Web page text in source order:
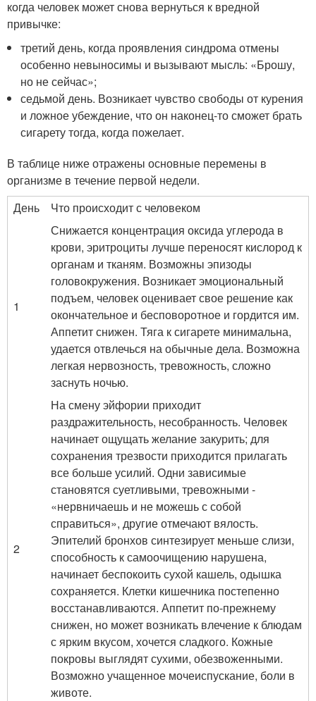
когда человек может снова вернуться к вредной
привычке:
третий день, когда проявления синдрома отмены
особенно невыносимы и вызывают мысль: «Брошу,
но не сейчас»;
седьмой день. Возникает чувство свободы от курения
и ложное убеждение, что он наконец-то сможет брать
сигарету тогда, когда пожелает.
В таблице ниже отражены основные перемены в
организме в течение первой недели.
День
Что происходит с человеком
1
Снижается концентрация оксида углерода в
крови, эритроциты лучше переносят кислород к
органам и тканям. Возможны эпизоды
головокружения. Возникает эмоциональный
подъем, человек оценивает свое решение как
окончательное и бесповоротное и гордится им.
Аппетит снижен. Тяга к сигарете минимальна,
удается отвлечься на обычные дела. Возможна
легкая нервозность, тревожность, сложно
заснуть ночью.
2
На смену эйфории приходит
раздражительность, несобранность. Человек
начинает ощущать желание закурить; для
сохранения трезвости приходится прилагать
все больше усилий. Одни зависимые
становятся суетливыми, тревожными -
«нервничаешь и не можешь с собой
справиться», другие отмечают вялость.
Эпителий бронхов синтезирует меньше слизи,
способность к самоочищению нарушена,
начинает беспокоить сухой кашель, одышка
сохраняется. Клетки кишечника постепенно
восстанавливаются. Аппетит по-прежнему
снижен, но может возникать влечение к блюдам
с ярким вкусом, хочется сладкого. Кожные
покровы выглядят сухими, обезвоженными.
Возможно учащенное мочеиспускание, боли в
животе.